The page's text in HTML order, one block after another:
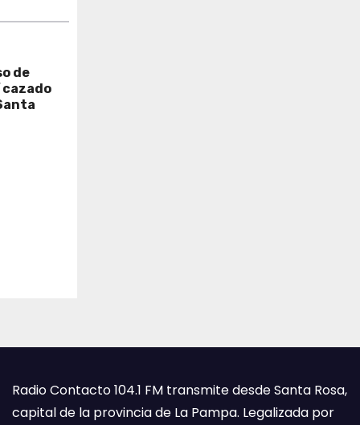
de
Radio Contacto 104.1 FM transmite desde Santa Rosa,
capital de la provincia de La Pampa. Legalizada por